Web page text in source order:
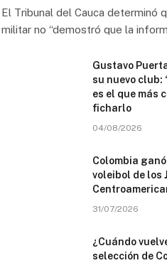
El Tribunal del Cauca determinó
militar no “demostró que la
Gustavo
su nuevo club:
es el que más
ficharlo
04/08/2026
Colombia
voleibol de los
31/07/2026
¿Cuándo
selección de